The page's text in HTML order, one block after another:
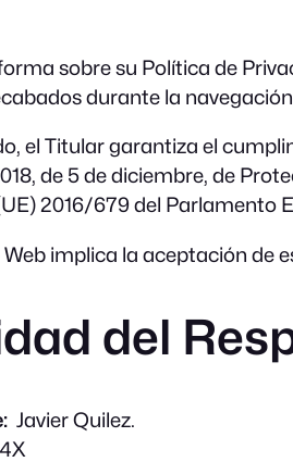
sobre su Política de
durante la
el Titular garantiza el
de 5 de diciembre, de
2016/679 del Parlamento
Web implica la aceptación de
del
Javier Quilez.